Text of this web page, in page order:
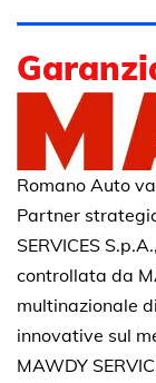
Romano Auto
Partner
SERVICES
controllata da
multinazionale
innovative sul
MAWDY